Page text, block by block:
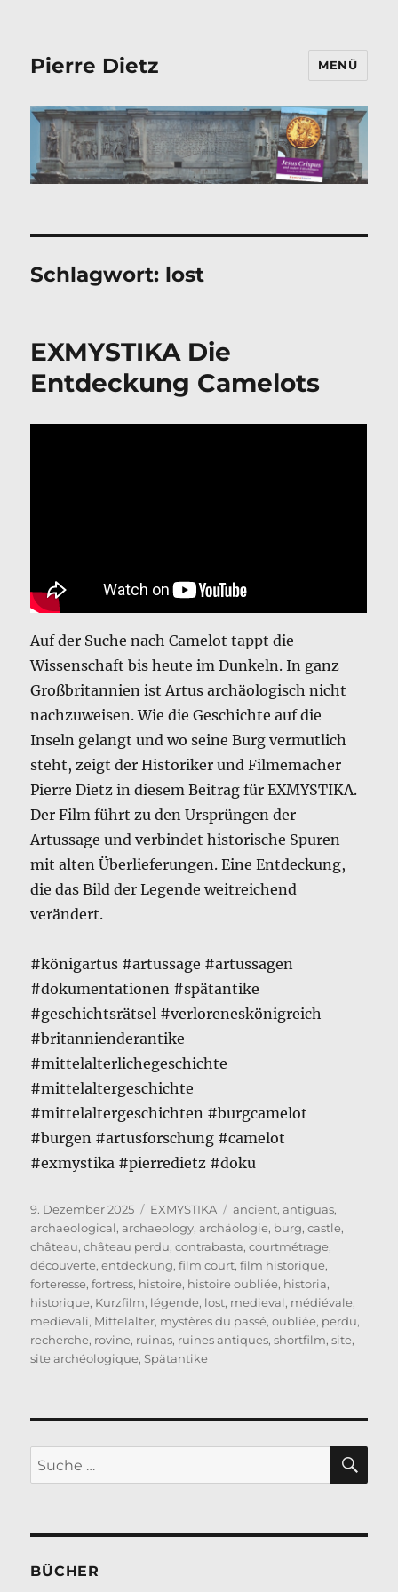
Pierre Dietz MENÜ
Schlagwort: lost
EXMYSTIKA Die
Entdeckung Camelots
Auf der Suche nach Camelot tappt die
Wissenschaft bis heute im Dunkeln. In ganz
Großbritannien ist Artus archäologisch nicht
nachzuweisen. Wie die Geschichte auf die
Inseln gelangt und wo seine Burg vermutlich
steht, zeigt der Historiker und Filmemacher
Pierre Dietz in diesem Beitrag für EXMYSTIKA.
Der Film führt zu den Ursprüngen der
Artussage und verbindet historische Spuren
mit alten Überlieferungen. Eine Entdeckung,
die das Bild der Legende weitreichend
verändert.
#königartus #artussage #artussagen
#dokumentationen #spätantike
#geschichtsrätsel #verloreneskönigreich
#britannienderantike
#mittelalterlichegeschichte
#mittelaltergeschichte
#mittelaltergeschichten #burgcamelot
#burgen #artusforschung #camelot
#exmystika #pierredietz #doku
Veröffentlicht
am
9. Dezember 2025 Kategorien
EXMYSTIKA Schlagwörter
ancient,antiguas,
archaeological,archaeology,archäologie, burg,castle,
château,château perdu,contrabasta,courtmétrage,
découverte,entdeckung,film court,film historique,
forteresse,fortress, histoire, histoire oubliée, historia,
historique, Kurzfilm, légende, lost, medieval, médiévale,
medievali, Mittelalter, mystères du passé,oubliée, perdu,
recherche, rovine, ruinas, ruines antiques,shortfilm,site,
site archéologique,Spätantike
Suche
nach:
BÜCHER